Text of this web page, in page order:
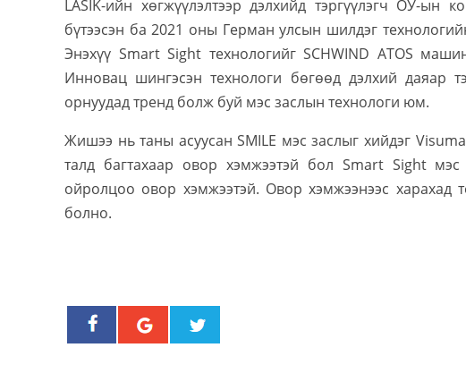
LASIK-ийн хөгжүүлэлтээр дэлхийд тэргүүлэгч ОУ-
бүтээсэн ба 2021 оны Герман улсын шилдэг
Энэхүү Smart Sight технологийг SCHWIND ATOS
Инновац шингэсэн технологи бөгөөд дэлхий даяар
орнуудад тренд болж буй мэс заслын технологи юм.
Жишээ нь таны асуусан SMILE мэс заслыг хийдэг
талд багтахаар овор хэмжээтэй бол Smart Sight
ойролцоо овор хэмжээтэй. Овор хэмжээнээс
болно.